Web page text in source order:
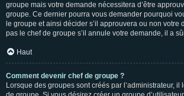
groupe mais votre demande nécessitera d’être
groupe. Ce dernier pourra vous demander pourquoi
le groupe et ainsi décider s’il approuvera ou non votre
pas le chef de groupe s’il annule votre demande, il a
Haut
Comment devenir chef de groupe ?
Lorsque des groupes sont créés par l’administrateur, il